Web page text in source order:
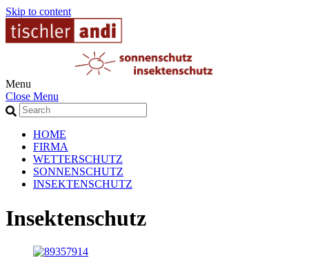
Skip to content
Menu
Close Menu
HOME
FIRMA
WETTERSCHUTZ
SONNENSCHUTZ
INSEKTENSCHUTZ
Insektenschutz